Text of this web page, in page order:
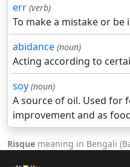
err (verb)
To make a mistake or be
abidance (noun)
Acting according to
soy (noun)
A source of oil. Used for
improvement and as
Risque meaning in Bengali